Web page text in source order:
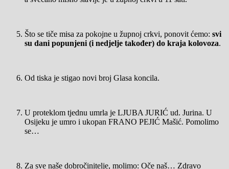
Što se tiče misa za pokojne u župnoj crkvi, ponovit ćemo: svi
su dani popunjeni (i nedjelje također) do kraja kolovoza.
Od tiska je stigao novi broj Glasa koncila.
U proteklom tjednu umrla je LJUBA JURIĆ ud. Jurina. U
Osijeku je umro i ukopan FRANO PEJIĆ Mašić. Pomolimo
se…
Za sve naše dobročinitelje, molimo: Oče naš… Zdravo